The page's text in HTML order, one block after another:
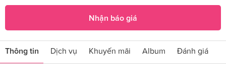
Nhận báo giá
Thông tin Dịch vụ Khuyến mãi Album Đánh giá